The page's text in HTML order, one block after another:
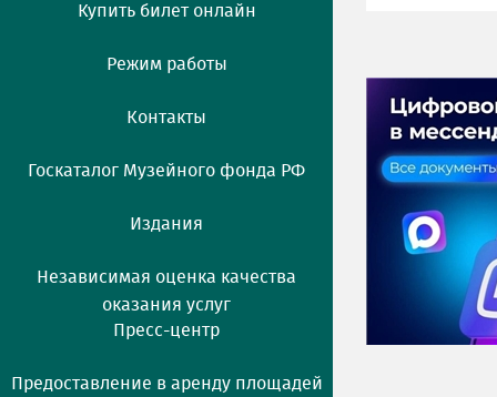
Купить билет онлайн
Режим работы
Контакты
Госкаталог Музейного фонда РФ
Издания
Независимая оценка качества
оказания услуг
Пресс-центр
Предоставление в аренду площадей